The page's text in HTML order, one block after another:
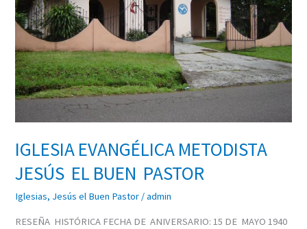
IGLESIA EVANGÉLICA METODISTA
JESÚS EL BUEN PASTOR
Iglesias, Jesús el Buen Pastor /admin
RESEÑA HISTÓRICA FECHA DE ANIVERSARIO: 15 DE MAYO 1940
BUEN
PASTOR